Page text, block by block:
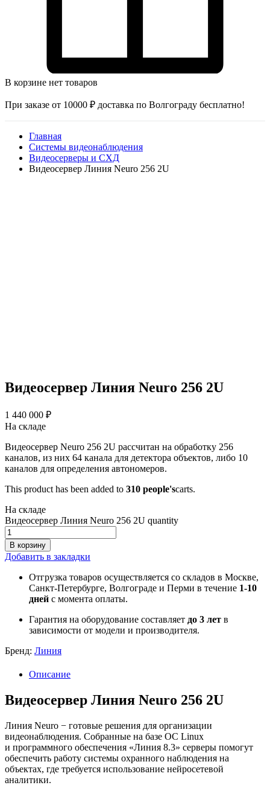
В корзине нет товаров
При заказе от 10000 ₽ доставка по Волгограду бесплатно!
Главная
Системы видеонаблюдения
Видеосерверы и СХД
Видеосервер Линия Neuro 256 2U
Видеосервер Линия Neuro 256 2U
1 440 000 ₽
На складе
Видеосервер Neuro 256 2U рассчитан на обработку 256
каналов, из них 64 канала для детектора объектов, либо 10
каналов для определения автономеров.
This product has been added to 310 people'scarts.
На складе
Видеосервер Линия Neuro 256 2U quantity
В корзину
Добавить в закладки
Отгрузка товаров осуществляется со складов в Москве,
Санкт-Петербурге, Волгограде и Перми в течение 1-10
дней с момента оплаты.
Гарантия на оборудование составляет до 3 лет в
зависимости от модели и производителя.
Бренд: Линия
Описание
Видеосервер Линия Neuro 256 2U
Линия Neuro − готовые решения для организации
видеонаблюдения. Собранные на базе ОС Linux
и программного обеспечения «Линия 8.3» серверы помогут
обеспечить работу системы охранного наблюдения на
объектах, где требуется использование нейросетевой
аналитики.